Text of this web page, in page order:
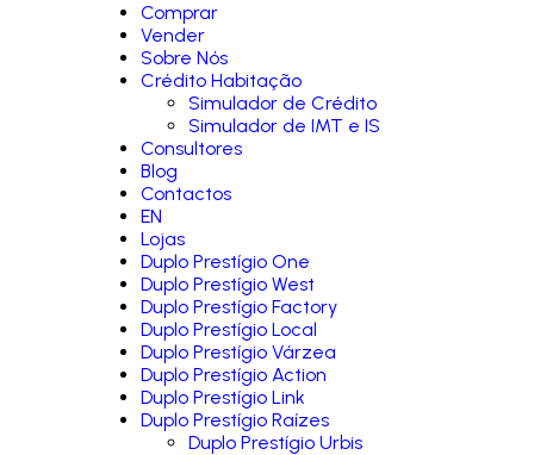
Comprar
Vender
Sobre Nós
Crédito Habitação
Simulador de Crédito
Simulador de IMT e IS
Consultores
Blog
Contactos
EN
Lojas
Duplo Prestígio One
Duplo Prestígio West
Duplo Prestígio Factory
Duplo Prestígio Local
Duplo Prestígio Várzea
Duplo Prestígio Action
Duplo Prestígio Link
Duplo Prestígio Raízes
Duplo Prestígio Urbis